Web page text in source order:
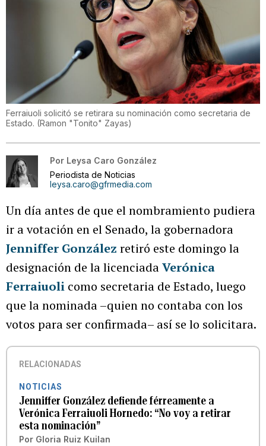
Ferraiuoli solicitó se retirara su nominación como secretaria de
Estado. (Ramon "Tonito" Zayas)
Por Leysa Caro González
Periodista de Noticias
leysa.caro@gfrmedia.com
Un día antes de que el nombramiento pudiera
ir a votación en el Senado, la gobernadora
Jenniffer González retiró este domingo la
designación de la licenciadaVerónica
Ferraiuoli como secretaria de Estado, luego
que la nominada –quien no contaba con los
votos para ser confirmada– así se lo solicitara.
RELACIONADAS
NOTICIAS
Jenniffer González defiende férreamente a
Verónica Ferraiuoli Hornedo: “No voy a retirar
esta nominación”
Por Gloria Ruiz Kuilan